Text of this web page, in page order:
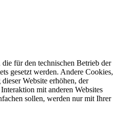
für den technischen Betrieb der
gesetzt werden. Andere Cookies,
Website erhöhen, der
mit anderen Websites
sollen, werden nur mit Ihrer